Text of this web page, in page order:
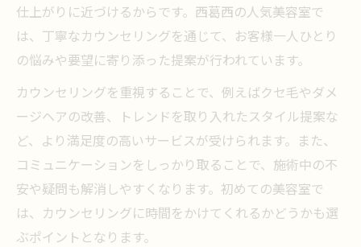
仕上がりに近づけるからです。西葛西の人気美容室で
は、丁寧なカウンセリングを通じて、お客様一人ひとり
の悩みや要望に寄り添った提案が行われています。
カウンセリングを重視することで、例えばクセ毛やダメ
ージヘアの改善、トレンドを取り入れたスタイル提案な
ど、より満足度の高いサービスが受けられます。また、
コミュニケーションをしっかり取ることで、施術中の不
安や疑問も解消しやすくなります。初めての美容室で
は、カウンセリングに時間をかけてくれるかどうかも選
ぶポイントとなります。